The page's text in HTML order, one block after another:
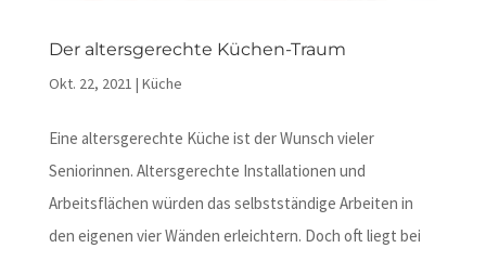
Der altersgerechte Küchen-Traum
Okt. 22, 2021 | Küche
Eine altersgerechte Küche ist der Wunsch vieler
Seniorinnen. Altersgerechte Installationen und
Arbeitsflächen würden das selbstständige Arbeiten in
den eigenen vier Wänden erleichtern. Doch oft liegt bei